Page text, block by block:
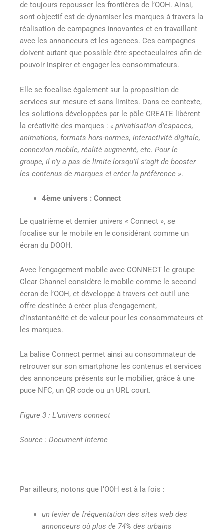
de toujours repousser les frontières de l’OOH. Ainsi,
sont objectif est de dynamiser les marques à travers la
réalisation de campagnes innovantes et en travaillant
avec les annonceurs et les agences. Ces campagnes
doivent autant que possible être spectaculaires afin de
pouvoir inspirer et engager les consommateurs.
Elle se focalise également sur la proposition de
services sur mesure et sans limites. Dans ce contexte,
les solutions développées par le pôle CREATE libèrent
la créativité des marques : « privatisation d’espaces,
animations, formats hors-normes, interactivité digitale,
connexion mobile, réalité augmenté, etc. Pour le
groupe, il n’y a pas de limite lorsqu’il s’agit de booster
les contenus de marques et créer la préférence ».
4ème univers : Connect
Le quatrième et dernier univers « Connect », se
focalise sur le mobile en le considérant comme un
écran du DOOH.
Avec l’engagement mobile avec CONNECT le groupe
Clear Channel considère le mobile comme le second
écran de l’OOH, et développe à travers cet outil une
offre destinée à créer plus d’engagement,
d’instantanéité et de valeur pour les consommateurs et
les marques.
La balise Connect permet ainsi au consommateur de
retrouver sur son smartphone les contenus et services
des annonceurs présents sur le mobilier, grâce à une
puce NFC, un QR code ou un URL court.
Figure 3 : L’univers connect
Source : Document interne
Par ailleurs, notons que l’OOH est à la fois :
un levier de fréquentation des sites web des
annonceurs où plus de 74% des urbains